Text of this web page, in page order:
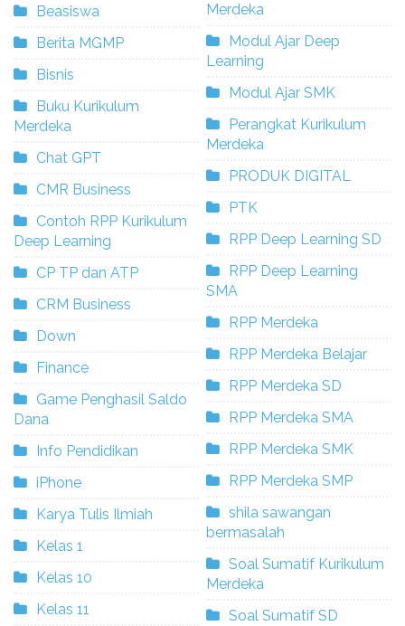
Beasiswa
Berita MGMP
Bisnis
Buku Kurikulum
Merdeka
Chat GPT
CMR Business
Contoh RPP Kurikulum
Deep Learning
CP TP dan ATP
CRM Business
Down
Finance
Game Penghasil Saldo
Dana
Info Pendidikan
iPhone
Karya Tulis Ilmiah
Kelas 1
Kelas 10
Kelas 11
Merdeka
Modul Ajar Deep
Learning
Modul Ajar SMK
Perangkat Kurikulum
Merdeka
PRODUK DIGITAL
PTK
RPP Deep Learning SD
RPP Deep Learning
SMA
RPP Merdeka
RPP Merdeka Belajar
RPP Merdeka SD
RPP Merdeka SMA
RPP Merdeka SMK
RPP Merdeka SMP
shila sawangan
bermasalah
Soal Sumatif Kurikulum
Merdeka
Soal Sumatif SD